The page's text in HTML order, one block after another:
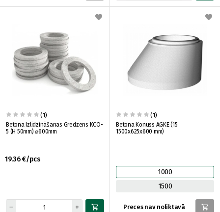
(1)
Betona Izlīdzināšanas Gredzens KCO-
5 (H 50mm) ⌀600mm
19.36 €/pcs
(1)
Betona Konuss AGKE (15
1500x625x600 mm)
1000
1500
Preces nav noliktavā